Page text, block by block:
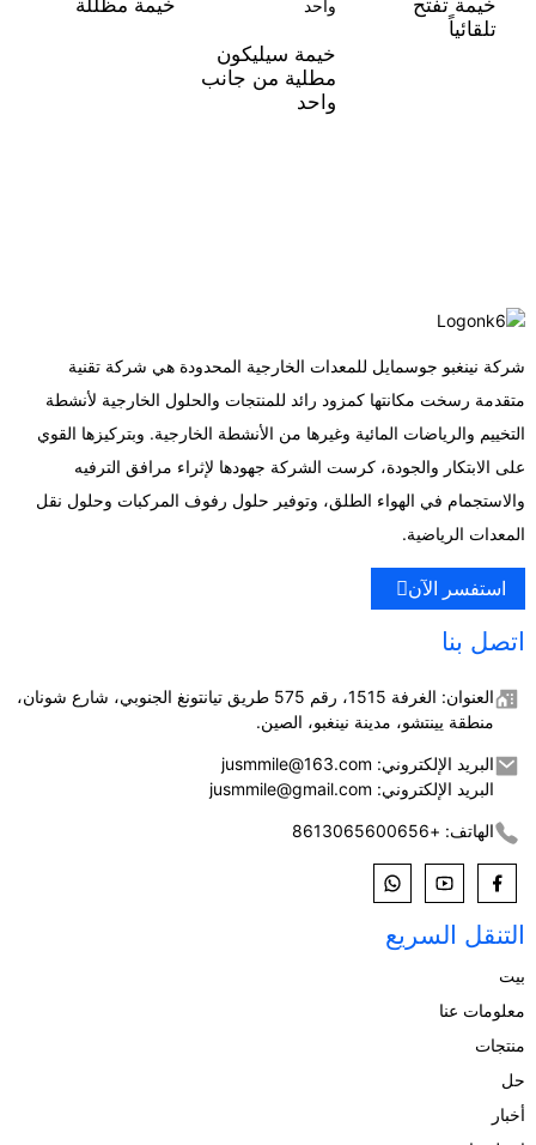
خيمة تفتح
تلقائياً
خيمة سيليكون
مطلية من جانب
واحد
خيمة مظللة
شركة نينغبو جوسمايل للمعدات الخارجية المحدودة هي شركة تقنية
متقدمة رسخت مكانتها كمزود رائد للمنتجات والحلول الخارجية لأنشطة
التخييم والرياضات المائية وغيرها من الأنشطة الخارجية. وبتركيزها القوي
على الابتكار والجودة، كرست الشركة جهودها لإثراء مرافق الترفيه
والاستجمام في الهواء الطلق، وتوفير حلول رفوف المركبات وحلول نقل
المعدات الرياضية.
استفسر الآن
اتصل بنا
العنوان: الغرفة 1515، رقم 575 طريق تيانتونغ الجنوبي، شارع شونان،
منطقة يينتشو، مدينة نينغبو، الصين.
البريد الإلكتروني: jusmmile@163.com
البريد الإلكتروني: jusmmile@gmail.com
الهاتف: +8613065600656
التنقل السريع
بيت
معلومات عنا
منتجات
حل
أخبار